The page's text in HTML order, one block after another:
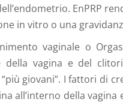
EnPRP
in vitro o una
vaginale o
vagina e del
giovani”. I fattori di
all’interno della